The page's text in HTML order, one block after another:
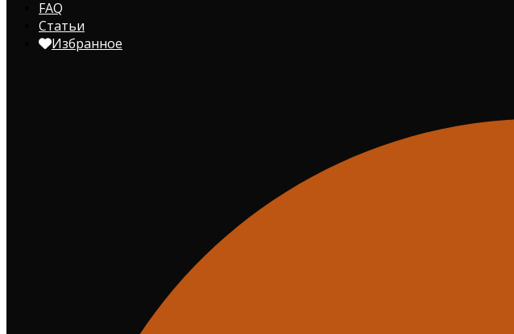
FAQ
Статьи
Избранное